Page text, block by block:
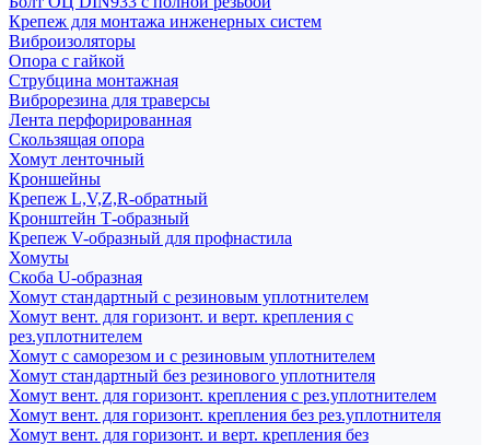
Крепеж для монтажа инженерных систем
Виброизоляторы
Опора с гайкой
Струбцина монтажная
Виброрезина для траверсы
Лента перфорированная
Скользящая опора
Хомут ленточный
Кроншейны
Крепеж L,V,Z,R-обратный
Кронштейн Т-образный
Крепеж V-образный для профнастила
Хомуты
Скоба U-образная
Хомут стандартный с резиновым уплотнителем
Хомут вент. для горизонт. и верт. крепления с
рез.уплотнителем
Хомут с саморезом и с резиновым уплотнителем
Хомут стандартный без резинового уплотнителя
Хомут вент. для горизонт. крепления с рез.уплотнителем
Хомут вент. для горизонт. крепления без рез.уплотнителя
Хомут вент. для горизонт. и верт. крепления без